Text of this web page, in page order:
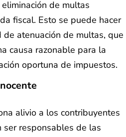
de multas
fiscal. Esto se puede hacer
atenuación de multas, que
causa razonable para la
oportuna de impuestos.
alivio a los contribuyentes
responsables de las